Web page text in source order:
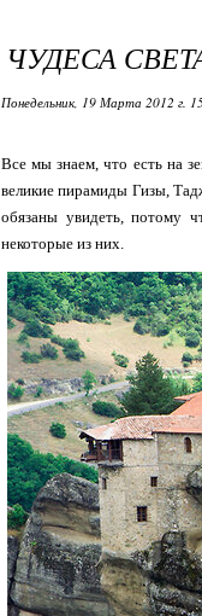
ЧУДЕСА
Понедельник, 19 Марта 2012 г.
Все мы знаем, что есть на
великие пирамиды Гизы,
обязаны увидеть, потому
некоторые из них.